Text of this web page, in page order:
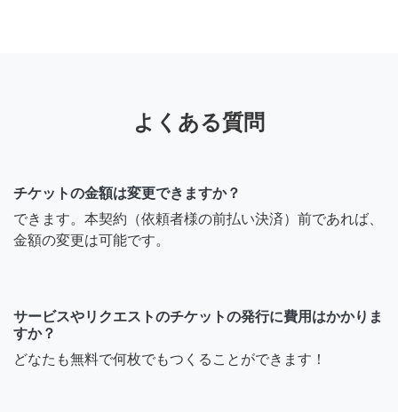
よくある質問
チケットの金額は変更できますか？
できます。本契約（依頼者様の前払い決済）前であれば、
金額の変更は可能です。
サービスやリクエストのチケットの発行に費用はかかりま
すか？
どなたも無料で何枚でもつくることができます！